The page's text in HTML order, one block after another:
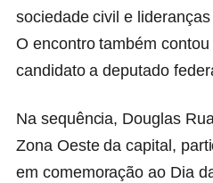
sociedade civil e
O encontro também
candidato a deputado
Na sequência, Douglas
Zona Oeste da capital,
em comemoração ao Dia